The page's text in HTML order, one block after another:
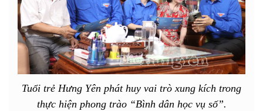
Tuổi trẻ Hưng Yên phát huy vai trò xung kích trong
thực hiện phong trào “Bình dân học vụ số”.